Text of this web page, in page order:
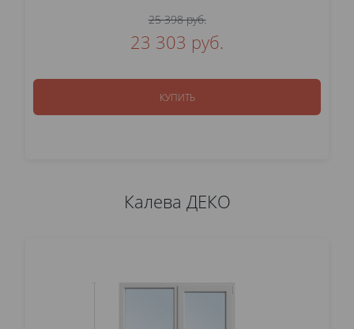
25 398 руб.
23 303 руб.
КУПИТЬ
Калева ДЕКО